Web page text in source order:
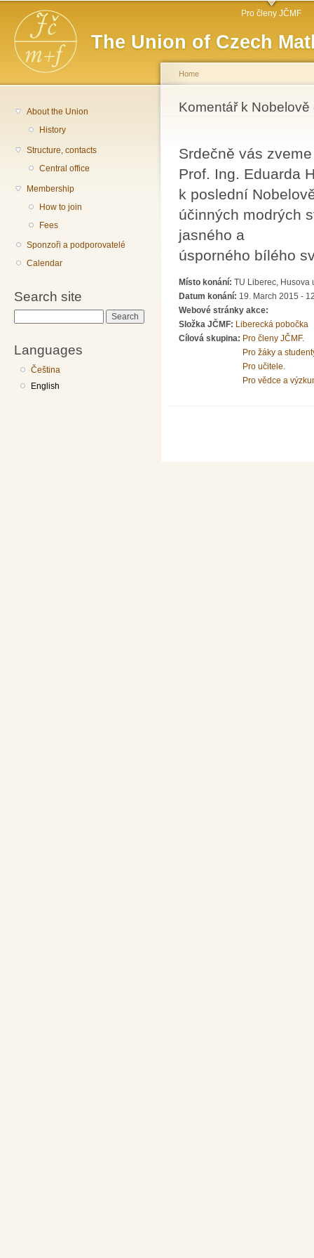
The Union of Czech
Main menu Pro členy JČMF
About the Union
History
Structure, contacts
Central office
Membership
How to join
Fees
Sponzoři a podporovatelé
Calendar
Search site
Languages
Čeština
English
You are here
Home
Komentář k
Srdečně vás
Prof. Ing. Eduarda
k poslední
účinných modrých
jasného a
úsporného bílého
Místo konání: TU Liberec, Husova
Datum konání: 19. March 2015 -
Webové stránky akce:
Složka JČMF: Liberecká pobočka
Cílová skupina: Pro členy JČMF.
Pro žáky a
Pro učitele.
Pro vědce a